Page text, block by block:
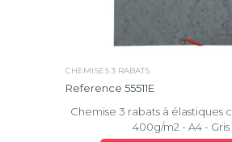
CHEMISES 3 RABATS
Reference 55511E
Chemise 3 rabats à élastiques
400g/m2 - A4 - Gris